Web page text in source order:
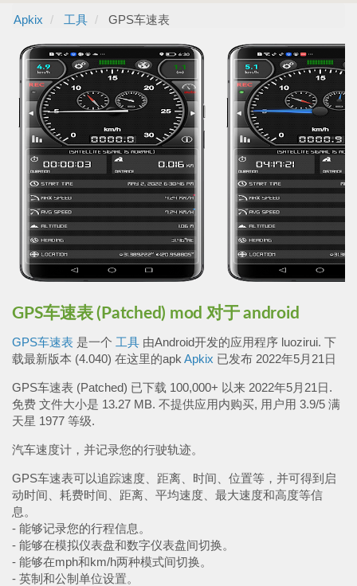
Apkix 工具 GPS车速表
GPS车速表 (Patched) mod 对于 android
GPS车速表 是一个 工具 由Android开发的应用程序 luozirui. 下
载最新版本 (4.040) 在这里的apk Apkix 已发布 2022年5月21日
GPS车速表 (Patched) 已下载 100,000+ 以来 2022年5月21日.
免费 文件大小是 13.27 MB. 不提供应用内购买, 用户用 3.9/5 满
天星 1977 等级.
汽车速度计，并记录您的行驶轨迹。
GPS车速表可以追踪速度、距离、时间、位置等，并可得到启
动时间、耗费时间、距离、平均速度、最大速度和高度等信
息。
- 能够记录您的行程信息。
- 能够在模拟仪表盘和数字仪表盘间切换。
- 能够在mph和km/h两种模式间切换。
- 英制和公制单位设置。